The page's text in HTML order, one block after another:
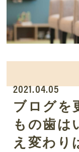
2021.04.05
ブログを
もの歯は
え変わり